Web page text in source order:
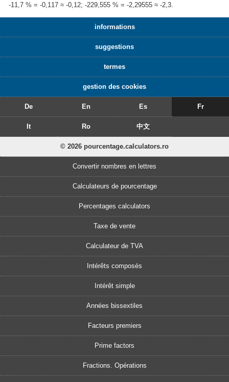
-11,7 % = -0,117 ≈ -0,12; -229,555 % = -2,29555 ≈ -2,3.
informations
suggestions
termes
gestion des cookies
De En Es Fr
It Ro 中文
© 2026 pourcentage.calculators.ro
Convertir nombres en lettres
Calculateurs de pourcentage
Percentages calculators
Taxe de vente
Calculateur de TVA
Intérêts composés
Intérêt simple
Années bissextiles
Facteurs premiers
Prime factors
Fractions. Opérations